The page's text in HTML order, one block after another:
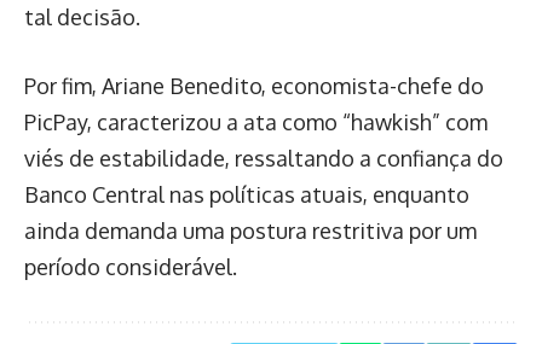
tal decisão.
Por fim, Ariane Benedito, economista-chefe do
PicPay, caracterizou a ata como “hawkish” com
viés de estabilidade, ressaltando a confiança do
Banco Central nas políticas atuais, enquanto
ainda demanda uma postura restritiva por um
período considerável.